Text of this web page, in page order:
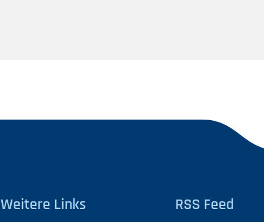
Weitere Links RSS Feed